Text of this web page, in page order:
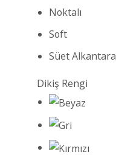
Noktalı
Soft
Süet Alkantara
Dikiş Rengi